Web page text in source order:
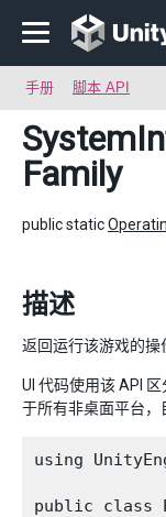
手册 脚本 API
Family
public static
描述
返回运行该游戏的操
UI 代码使用该 API
于所有非桌面平台，
using
public class